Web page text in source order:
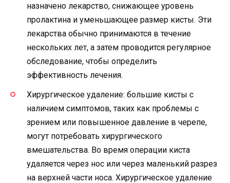
назначено лекарство, снижающее уровень
пролактина и уменьшающее размер кисты. Эти
лекарства обычно принимаются в течение
нескольких лет, а затем проводится регулярное
обследование, чтобы определить
эффективность лечения.
Хирургическое удаление: большие кисты с
наличием симптомов, таких как проблемы с
зрением или повышенное давление в черепе,
могут потребовать хирургического
вмешательства. Во время операции киста
удаляется через нос или через маленький разрез
на верхней части носа. Хирургическое удаление